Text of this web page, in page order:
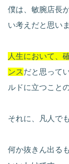
僕は、敏腕店長
い考えだと思いま
人生において、
ンス だと思って
ルドに立つこと
それに、凡人で
何か抜きん出る